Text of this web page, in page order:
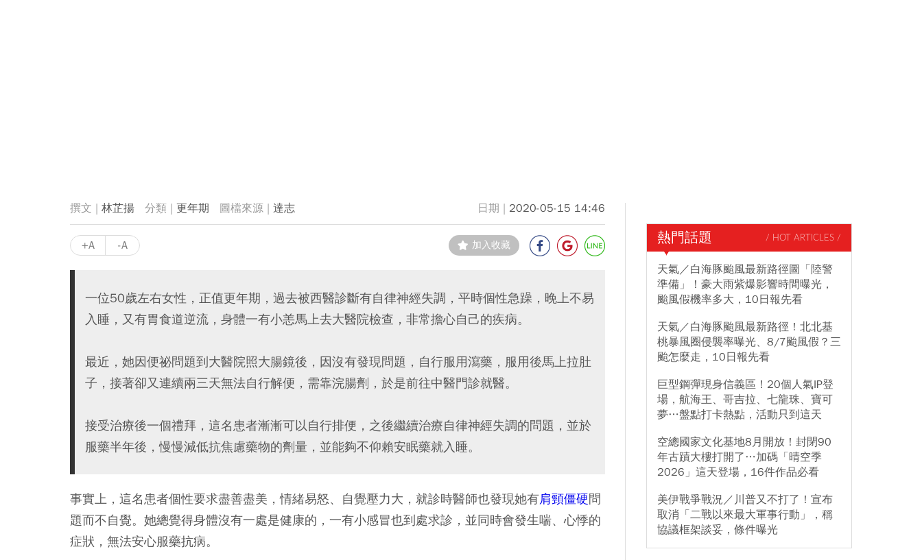
林芷揚 更年期 達志 2020-05-15 14:46
+A -A 加入收藏
一位50歲左右女性，正值更年期，過去被西醫診斷有自律神經失調，平時個性急躁，晚上不易
入睡，又有胃食道逆流，身體一有小恙馬上去大醫院檢查，非常擔心自己的疾病。
最近，她因便祕問題到大醫院照大腸鏡後，因沒有發現問題，自行服用瀉藥，服用後馬上拉肚
子，接著卻又連續兩三天無法自行解便，需靠浣腸劑，於是前往中醫門診就醫。
接受治療後一個禮拜，這名患者漸漸可以自行排便，之後繼續治療自律神經失調的問題，並於
服藥半年後，慢慢減低抗焦慮藥物的劑量，並能夠不仰賴安眠藥就入睡。
事實上，這名患者個性要求盡善盡美，情緒易怒、自覺壓力大，就診時醫師也發現她有肩頸僵硬問
題而不自覺。她總覺得身體沒有一處是健康的，一有小感冒也到處求診，並同時會發生喘、心悸的
症狀，無法安心服藥抗病。
熱門話題 / HOT ARTICLES /
天氣／白海豚颱風最新路徑圖「陸警
準備」！豪大雨紫爆影響時間曝光，
颱風假機率多大，10日報先看
天氣／白海豚颱風最新路徑！北北基
桃暴風圈侵襲率曝光、8/7颱風假？三
颱怎麼走，10日報先看
巨型鋼彈現身信義區！20個人氣IP登
場，航海王、哥吉拉、七龍珠、寶可
夢…盤點打卡熱點，活動只到這天
空總國家文化基地8月開放！封閉90
年古蹟大樓打開了…加碼「晴空季
2026」這天登場，16件作品必看
美伊戰爭戰況／川普又不打了！宣布
取消「二戰以來最大軍事行動」，稱
協議框架談妥，條件曝光